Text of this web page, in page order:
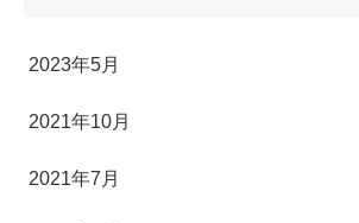
2023年5月
2021年10月
2021年7月